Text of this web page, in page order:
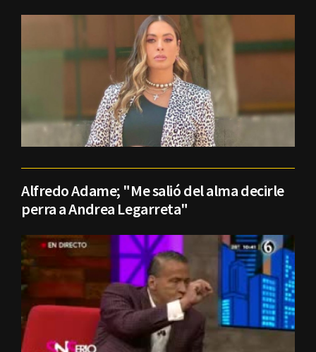
Alfredo Adame; "Me salió del alma decirle
perra a Andrea Legarreta"